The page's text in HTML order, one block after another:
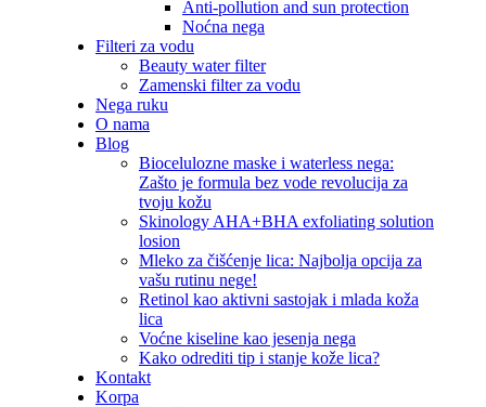
Anti-pollution and sun protection
Noćna nega
Filteri za vodu
Beauty water filter
Zamenski filter za vodu
Nega ruku
O nama
Blog
Biocelulozne maske i waterless nega:
Zašto je formula bez vode revolucija za
tvoju kožu
Skinology AHA+BHA exfoliating solution
losion
Mleko za čišćenje lica: Najbolja opcija za
vašu rutinu nege!
Retinol kao aktivni sastojak i mlada koža
lica
Voćne kiseline kao jesenja nega
Kako odrediti tip i stanje kože lica?
Kontakt
Korpa